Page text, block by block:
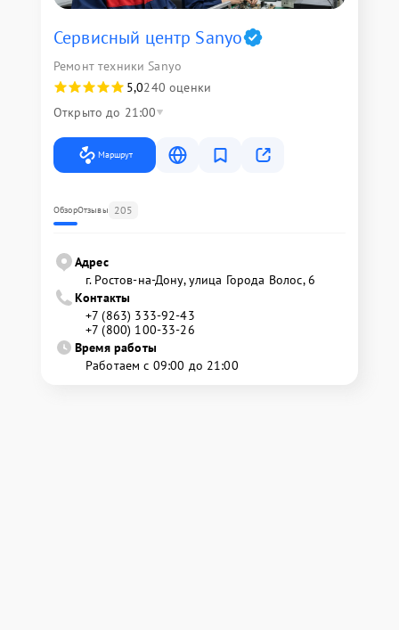
Сервисный центр Sanyo
Ремонт техники Sanyo
5,0240 оценки
Открыто до 21:00
Маршрут
ОбзорОтзывы 205
Адрес
г. Ростов-на-Дону, улица Города Волос, 6
Контакты
+7 (863) 333-92-43
+7 (800) 100-33-26
Время работы
Работаем с 09:00 до 21:00